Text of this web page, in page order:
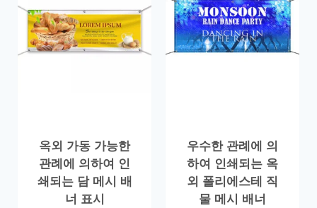
옥외 가동 가능한
관례에 의하여 인
쇄되는 담 메시 배
너 표시
우수한 관례에 의
하여 인쇄되는 옥
외 폴리에스테 직
물 메시 배너